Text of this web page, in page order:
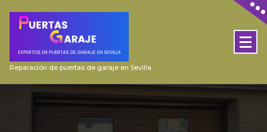
Reparación de puertas de garaje en Sevilla